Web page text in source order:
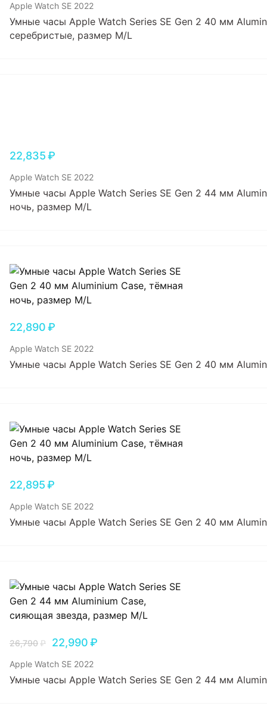
Apple Watch SE 2022
Умные часы Apple Watch Series SE Gen 2 40 мм
серебристые, размер M/L
22,835₽
Apple Watch SE 2022
Умные часы Apple Watch Series SE Gen 2 44 мм
ночь, размер M/L
22,890₽
Apple Watch SE 2022
Умные часы Apple Watch Series SE Gen 2 40 мм
22,895₽
Apple Watch SE 2022
Умные часы Apple Watch Series SE Gen 2 40 мм
26,790₽ 22,990₽
Apple Watch SE 2022
Умные часы Apple Watch Series SE Gen 2 44 мм